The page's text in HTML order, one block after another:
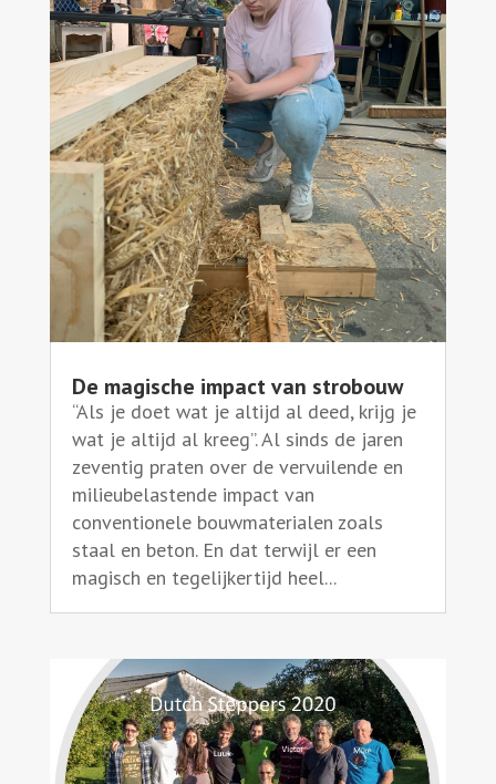
De magische impact van strobouw
“Als je doet wat je altijd al deed, krijg je
wat je altijd al kreeg”. Al sinds de jaren
zeventig praten over de vervuilende en
milieubelastende impact van
conventionele bouwmaterialen zoals
staal en beton. En dat terwijl er een
magisch en tegelijkertijd heel...